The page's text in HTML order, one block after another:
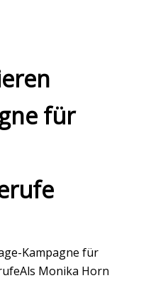
für
Kampagne für
Monika Horn